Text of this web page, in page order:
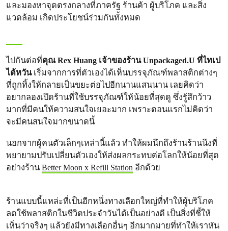
และมองหาจุดตรงกลางที่ภาครัฐ ร้านค้า ผู้บริโภค และสิ่ง
แวดล้อม เกิดประโยชน์ร่วมกันทั้งหมด
ไปกันต่อที่คุณ Rex Huang เจ้าของร้าน Unpackaged.U ที่ไทเป
ไต้หวันเริ่มจากการที่ตัวเองได้เห็นบรรจุภัณฑ์พลาสติกต่างๆ
ที่ถูกทิ้งให้กลายเป็นขยะต่อไปอีกนานแสนนาน เลยคิดว่า
อยากลองเปิดร้านที่ใช้บรรจุภัณฑ์ให้น้อยที่สุดดู ซึ่งรู้สึกว้าว
มากที่มีคนให้ความสนใจเยอะมาก เพราะตอนแรกไม่คิดว่า
จะมีคนสนใจมากขนาดนี้
นอกจากผู้คนตัวเล็กๆเหล่านี้แล้ว ทำให้ผมนึกถึงร้านร้านนึงที่
พยายามปรับเปลี่ยนตัวเองให้ส่งผลกระทบต่อโลกให้น้อยที่สุด
อย่างร้าน Better Moon x Refill Station อีกด้วย
ร้านแบบนี้แหล่ะที่เป็นอีกหนึ่งทางเลือกใหญ่ที่ทำให้ผู้บริโภค
ลดใช้พลาสติกในชีวิตประจำวันได้เป็นอย่างดี เป็นสิ่งที่ชี้ให้
เห็นว่าจริงๆ แล้วยังมีทางเลือกอื่นๆ อีกมากมายที่ทำให้เราหัน